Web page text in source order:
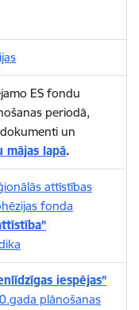
ES fondu
periodā,
un
mājas lapā.
attīstības
fonda
iespējas”
plānošanas